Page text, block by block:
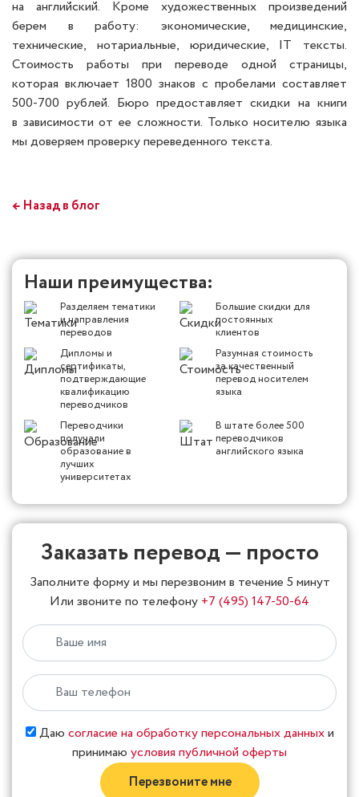
на английский. Кроме художественных произведений
берем в работу: экономические, медицинские,
технические, нотариальные, юридические, IT тексты.
Стоимость работы при переводе одной страницы,
которая включает 1800 знаков с пробелами составляет
500-700 рублей. Бюро предоставляет скидки на книги
в зависимости от ее сложности. Только носителю языка
мы доверяем проверку переведенного текста.
← Назад в блог
Наши преимущества:
Разделяем тематики
и направления
переводов
Большие скидки для
постоянных
клиентов
Дипломы и
сертификаты,
подтверждающие
квалификацию
переводчиков
Разумная стоимость
за качественный
перевод носителем
языка
Переводчики
получали
образование в
лучших
университетах
В штате более 500
переводчиков
английского языка
Заказать перевод — просто
Заполните форму и мы перезвоним в течение 5 минут
Или звоните по телефону +7 (495) 147-50-64
Даю согласие на обработку персональных данныхи
принимаю условия публичной оферты
Перезвоните мне